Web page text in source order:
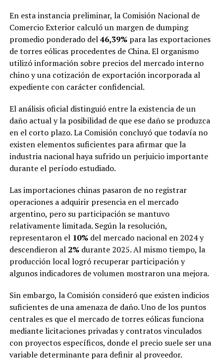
En esta instancia preliminar, la Comisión Nacional de
Comercio Exterior calculó un margen de dumping
promedio ponderado del46,39%para las exportaciones
de torres eólicas procedentes de China. El organismo
utilizó información sobre precios del mercado interno
chino y una cotización de exportación incorporada al
expediente con carácter confidencial.
El análisis oficial distinguió entre la existencia de un
daño actual y la posibilidad de que ese daño se produzca
en el corto plazo. La Comisión concluyó que todavía no
existen elementos suficientes para afirmar que la
industria nacional haya sufrido un perjuicio importante
durante el período estudiado.
Las importaciones chinas pasaron de no registrar
operaciones a adquirir presencia en el mercado
argentino, pero su participación se mantuvo
relativamente limitada. Según la resolución,
representaron el 10%del mercado nacional en 2024 y
descendieron al 2%durante 2025. Al mismo tiempo, la
producción local logró recuperar participación y
algunos indicadores de volumen mostraron una mejora.
Sin embargo, la Comisión consideró que existen indicios
suficientes de una amenaza de daño. Uno de los puntos
centrales es que el mercado de torres eólicas funciona
mediante licitaciones privadas y contratos vinculados
con proyectos específicos, donde el precio suele ser una
variable determinante para definir al proveedor.